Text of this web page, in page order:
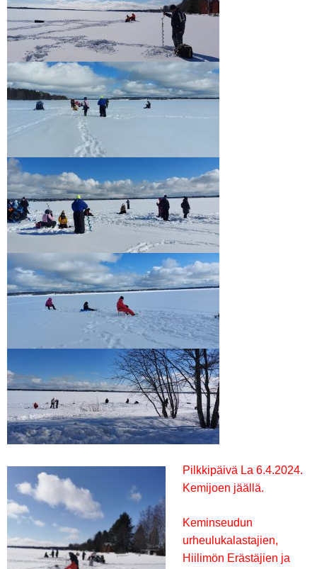
Pilkkipäivä La 6.4.2024.
Kemijoen jäällä.
Keminseudun
urheulukalastajien,
Hiilimön Erästäjien ja